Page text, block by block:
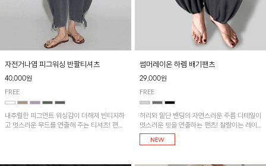
자전거나염 피그워싱 반팔티셔츠
40,000원
FREE
내추럴한 피그먼트 워싱감이 더해져 빈티지하
고 멋스러운 무드를 연출해 주는 티셔츠! 편안
썸머레이온 하렘 배기팬츠
29,000원
FREE
허리와 밑단 밴딩의 자연스러운 주름 디테일이
멋스러운 핏을 연출하는 팬츠! 찰랑이는 레이
온 소재로 가볍고 시원하게 착용되며, 여유로
운 실루엣으로 활동성이 좋아 데일리 하게 즐